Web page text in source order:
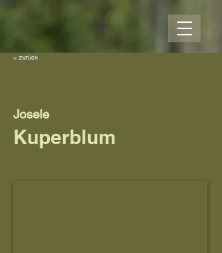
< zurück
Josele
Kuperblum